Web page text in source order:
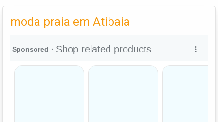
moda praia em Atibaia